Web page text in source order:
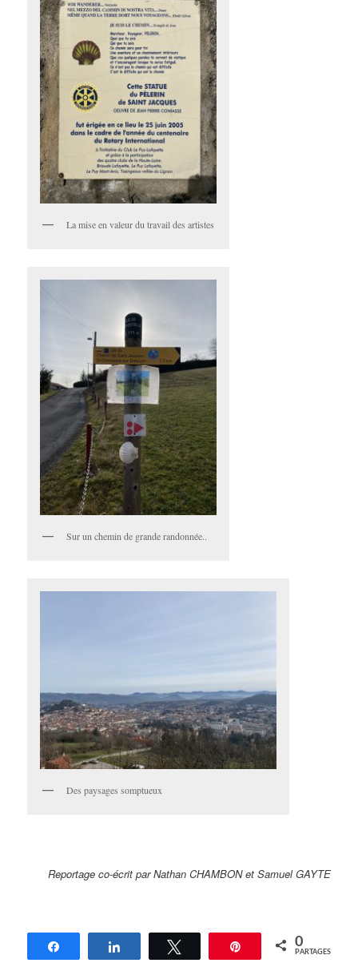
La mise en valeur du travail des artistes
Sur un chemin de grande randonnée..
Des paysages somptueux
Reportage co-écrit par Nathan CHAMBON et Samuel GAYTE
Partagez Partagez Tweetez Épingle 0
PARTAGES